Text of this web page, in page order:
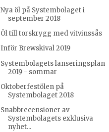
Nya öl på Systembolaget i
september 2018
Öl till torskrygg med vitvinssås
Inför Brewskival 2019
Systembolagets lanseringsplan
2019 - sommar
Oktoberfestölen på
Systembolaget 2018
Snabbrecensioner av
Systembolagets exklusiva
nyhet...